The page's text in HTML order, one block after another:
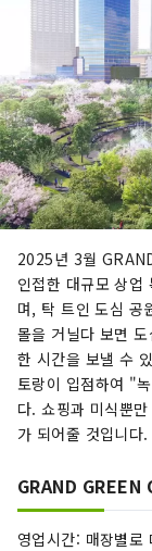
2025년 3월
인접한 대규모 상업
며, 탁 트인 도심 공
몰을 거닐다 보면
한 시간을 보낼 수
토랑이 입점하여 "
다. 쇼핑과 미식뿐
가 되어줄 것입니다.
GRAND GREEN
영업시간: 매장별로